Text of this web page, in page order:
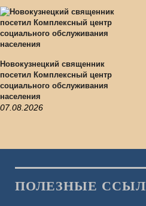
Новокузнецкий священник
посетил Комплексный центр
социального обслуживания
населения
07.08.2026
ПОЛЕЗНЫЕ